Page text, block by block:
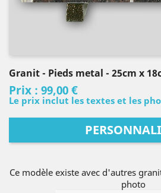
Granit- Pieds metal - 25cm x
Prix : 99,00 €
Le prix inclut les textes et les
Ce modèle existe avec d'autres
photo